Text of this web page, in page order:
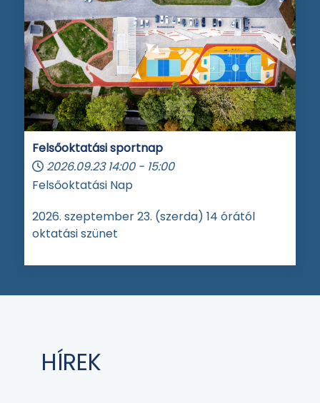
Felsőoktatási sportnap
2026.09.23 14:00 - 15:00
Felsőoktatási Nap
2026. szeptember 23. (szerda) 14 órától
oktatási szünet
HÍREK